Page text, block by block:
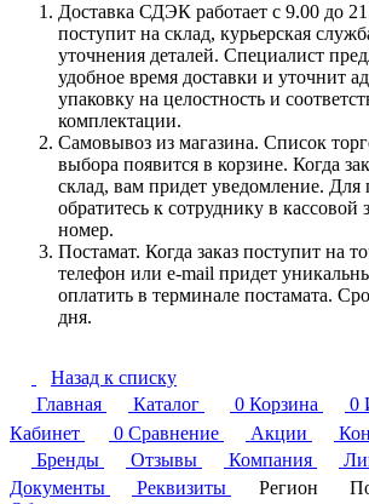
Доставка СДЭК работает с 9.00 до
поступит на склад, курьерская
уточнения деталей. Специалист
удобное время доставки и уточнит
упаковку на целостность и
комплектации.
Самовывоз из магазина. Список
выбора появится в корзине. Когда
склад, вам придет уведомление. Для
обратитесь к сотруднику в кассовой
номер.
Постамат. Когда заказ поступит на
телефон или e-mail придет
оплатить в терминале постамата.
дня.
Назад к списку
Главная
Каталог 0 Корзина 0
Кабинет
0 Сравнение Акции
Бренды
Отзывы Компания
Документы
Реквизиты Регион